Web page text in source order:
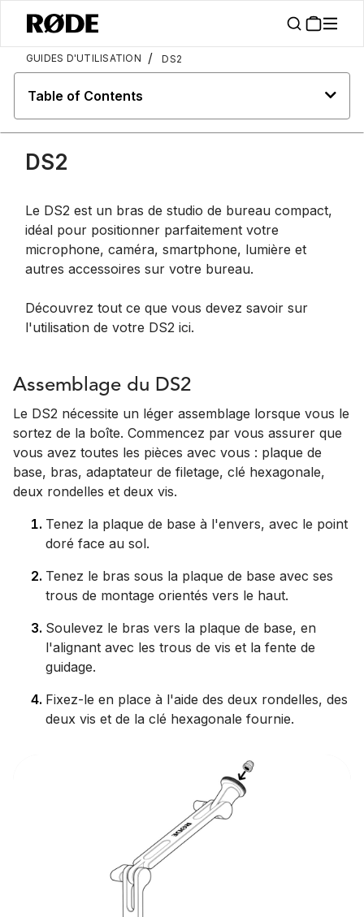
GUIDES D'UTILISATION / DS2
Table of Contents
DS2
Le DS2 est un bras de studio de bureau compact,
idéal pour positionner parfaitement votre
microphone, caméra, smartphone, lumière et
autres accessoires sur votre bureau.
Découvrez tout ce que vous devez savoir sur
l'utilisation de votre DS2 ici.
Assemblage du DS2
Le DS2 nécessite un léger assemblage lorsque vous le
sortez de la boîte. Commencez par vous assurer que
vous avez toutes les pièces avec vous : plaque de
base, bras, adaptateur de filetage, clé hexagonale,
deux rondelles et deux vis.
Tenez la plaque de base à l'envers, avec le point
doré face au sol.
Tenez le bras sous la plaque de base avec ses
trous de montage orientés vers le haut.
Soulevez le bras vers la plaque de base, en
l'alignant avec les trous de vis et la fente de
guidage.
Fixez-le en place à l'aide des deux rondelles, des
deux vis et de la clé hexagonale fournie.